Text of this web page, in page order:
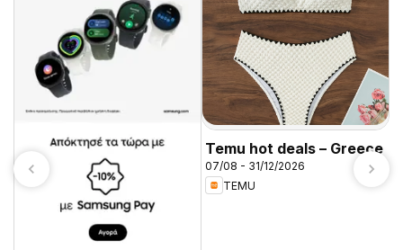
Temu hot deals – Greece
07/08 - 31/12/2026
TEMU